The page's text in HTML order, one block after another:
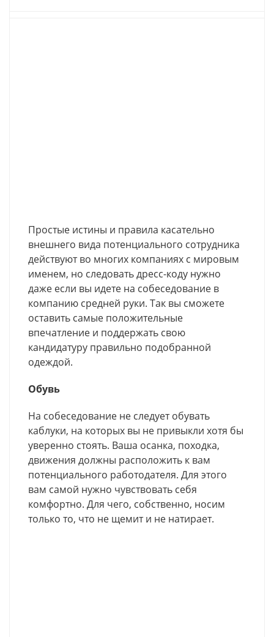
Простые истины и правила касательно
внешнего вида потенциального сотрудника
действуют во многих компаниях с мировым
именем, но следовать дресc-коду нужно
даже если вы идете на собеседование в
компанию средней руки. Так вы сможете
оставить самые положительные
впечатление и поддержать свою
кандидатуру правильно подобранной
одеждой.
Обувь
На собеседование не следует обувать
каблуки, на которых вы не привыкли хотя бы
уверенно стоять. Ваша осанка, походка,
движения должны расположить к вам
потенциального работодателя. Для этого
вам самой нужно чувствовать себя
комфортно. Для чего, собственно, носим
только то, что не щемит и не натирает.